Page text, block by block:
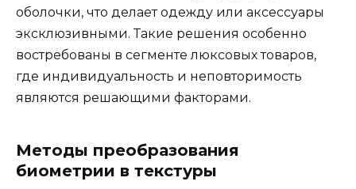
оболочки, что делает одежду или аксессуары
эксклюзивными. Такие решения особенно
востребованы в сегменте люксовых товаров,
где индивидуальность и неповторимость
являются решающими факторами.
Методы преобразования
биометрии в текстуры